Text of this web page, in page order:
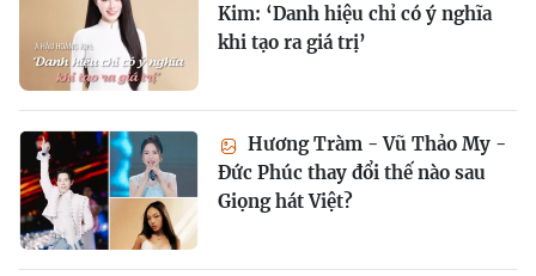
Kim: ‘Danh hiệu chỉ có ý nghĩa
khi tạo ra giá trị’
Hương Tràm - Vũ Thảo My -
Đức Phúc thay đổi thế nào sau
Giọng hát Việt?